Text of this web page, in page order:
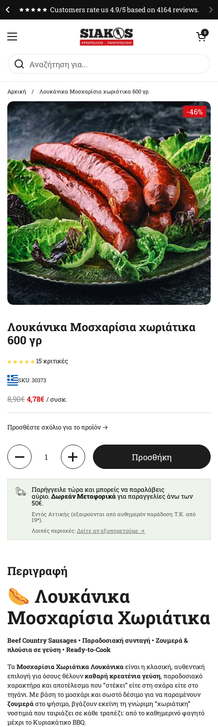
Customers rate us 4.9/5 based on 4164 reviews.
Άνοιγμα μενού
Άνοιγμα0
Αρχική / Λουκάνικα Μοσχαρίσια χωριάτικα 600 γρ
-46%
Λουκάνικα Μοσχαρίσια χωριάτικα
600 γρ
15 κριτικές
SKU: 30373
8,90€ 4,78€ / συσκ.
Προσθέστε σχόλιο για το προϊόν →
Ποσότητα
Προσθήκη
Παρήγγειλε τώρα και μπορείς να παραλάβεις
αύριο.Δωρεάν Μεταφορικάγια παραγγελίες άνω των
50€.
Eντός Αττικής (εξαιρούνται από αυθημερόν παράδοση T.K. από
19*).
Λοιπές περιοχές: Δείτε αν εξυπηρετούμε →
Περιγραφή
🌭 Λουκάνικα
Μοσχαρίσια Χωριάτικα
Beef Country Sausages • Παραδοσιακή συνταγή • Ζουμερά &
πλούσια σε γεύση • Ready-to-Cook
ΤαΜοσχαρίσια Χωριάτικα Λουκάνικαείναι η κλασική, αυθεντική
επιλογή για όσους θέλουνκαθαρή κρεατένια γεύση, παραδοσιακό
χαρακτήρα και αποτέλεσμα που “στέκει” είτε στη σχάρα είτε στο
τηγάνι. Με βάση το μοσχάρι και σωστό δέσιμο για να παραμένουν
ζουμεράστο ψήσιμο, βγάζουν εκείνη τη γνώριμη “χωριάτικη”
νοστιμιά που ταιριάζει σε κάθε τραπέζι: από το καθημερινό φαγητό
μέχρι το Κυριακάτικο BBQ.